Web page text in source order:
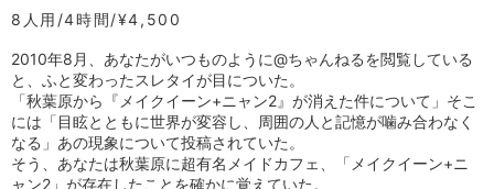
8人用 4時間 ¥4,500
2010年8月、あなたがいつものように@ちゃんねるを閲覧している
と、ふと変わったスレタイが目についた。
「秋葉原から『メイクイーン+ニャン2』が消えた件について」そこ
には「目眩とともに世界が変容し、周囲の人と記憶が噛み合わなく
なる」あの現象について投稿されていた。
そう、あなたは秋葉原に超有名メイドカフェ、「メイクイーン+ニ
ャン2」が存在したことを確かに覚えていた。